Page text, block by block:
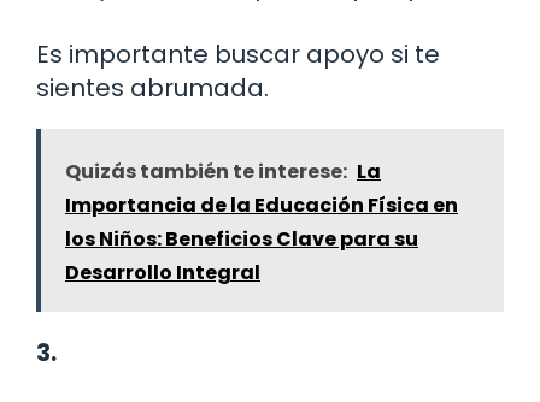
Es importante buscar apoyo si te
sientes abrumada.
Quizás también te interese: La
Importancia de la Educación Física en
los Niños: Beneficios Clave para su
Desarrollo Integral
3.